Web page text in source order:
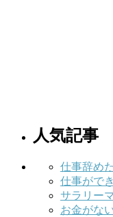
人気記事
仕事辞め
仕事がで
サラリー
お金がな